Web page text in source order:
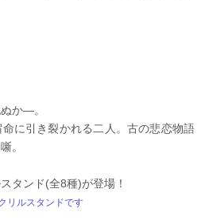
か―。
に引き裂かれる二人。古の悲恋物語
。
タンド(全8種)が登場！
リルスタンドです